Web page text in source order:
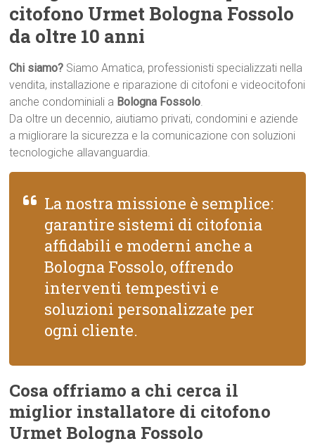
citofono Urmet Bologna Fossolo
da oltre 10 anni
Chi siamo? Siamo Amatica, professionisti specializzati nella
vendita, installazione e riparazione di citofoni e videocitofoni
anche condominiali a Bologna Fossolo.
Da oltre un decennio, aiutiamo privati, condomini e aziende
a migliorare la sicurezza e la comunicazione con soluzioni
tecnologiche allavanguardia.
La nostra missione è semplice:
garantire sistemi di citofonia
affidabili e moderni anche a
Bologna Fossolo, offrendo
interventi tempestivi e
soluzioni personalizzate per
ogni cliente.
Cosa offriamo a chi cerca il
miglior installatore di citofono
Urmet Bologna Fossolo